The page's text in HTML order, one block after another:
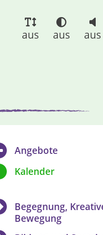
aus aus aus
Angebote
Kalender
Begegnung,
Bewegung